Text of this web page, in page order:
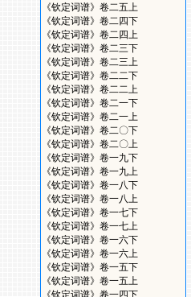
《钦定词谱》卷二五上
《钦定词谱》卷二四下
《钦定词谱》卷二四上
《钦定词谱》卷二三下
《钦定词谱》卷二三上
《钦定词谱》卷二二下
《钦定词谱》卷二二上
《钦定词谱》卷二一下
《钦定词谱》卷二一上
《钦定词谱》卷二〇下
《钦定词谱》卷二〇上
《钦定词谱》卷一九下
《钦定词谱》卷一九上
《钦定词谱》卷一八下
《钦定词谱》卷一八上
《钦定词谱》卷一七下
《钦定词谱》卷一七上
《钦定词谱》卷一六下
《钦定词谱》卷一六上
《钦定词谱》卷一五下
《钦定词谱》卷一五上
《钦定词谱》卷一四下